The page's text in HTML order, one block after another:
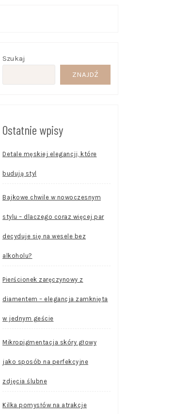
Szukaj
ZNAJDŹ
Ostatnie wpisy
Detale męskiej elegancji, które
budują styl
Bajkowe chwile w nowoczesnym
stylu – dlaczego coraz więcej par
decyduje się na wesele bez
alkoholu?
Pierścionek zaręczynowy z
diamentem – elegancja zamknięta
w jednym geście
Mikropigmentacja skóry głowy
jako sposób na perfekcyjne
zdjęcia ślubne
Kilka pomysłów na atrakcje